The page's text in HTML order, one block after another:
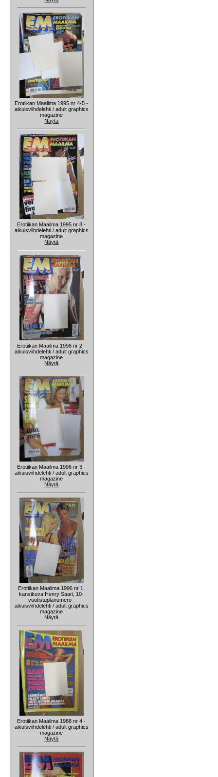
Erotiikan Maailma 1995 nr 4-5 -
aikuisviihdelehti / adult graphics
magazine
Näytä
Erotiikan Maailma 1995 nr 8 -
aikuisviihdelehti / adult graphics
magazine
Näytä
Erotiikan Maailma 1996 nr 2 -
aikuisviihdelehti / adult graphics
magazine
Näytä
Erotiikan Maailma 1996 nr 3 -
aikuisviihdelehti / adult graphics
magazine
Näytä
Erotiikan Maailma 1996 nr 1,
kansikuva Henry Saari, 10-
vuotistuplanumero -
aikuisviihdelehti / adult graphics
magazine
Näytä
Erotiikan Maailma 1988 nr 4 -
aikuisviihdelehti / adult graphics
magazine
Näytä